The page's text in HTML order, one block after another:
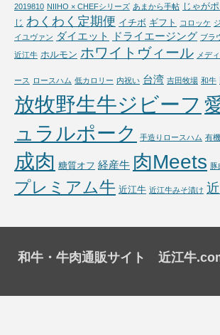
2019810 NIIHO × CHEFシリーズ あまから手帖 じゃが
じ わくわく定期便 イチボ ギフト コロッケ
イユヴァン ダイエット ドライエージング ブラ
近江牛 ホルモン ホワイトヴィール メデ
ース ロースハム 低カロリー 内祝い 台湾 吉田牧場 和牛
放牧野生牛ジビーフ
ュラルポーク
手造りロースハム 有
成肉 糖質オフ 経産牛 肉Meets 豚
プレミアム牛 近江牛 近江牛みそ漬け
和牛・牛肉通販サイト 近江牛